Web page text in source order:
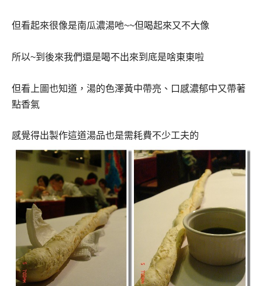
但看起來很像是南瓜濃湯吔~~但喝起來又不大像
所以~到後來我們還是喝不出來到底是啥東東啦
但看上圖也知道，湯的色澤黃中帶亮、口感濃郁中又帶著
點香氣
感覺得出製作這道湯品也是需耗費不少工夫的